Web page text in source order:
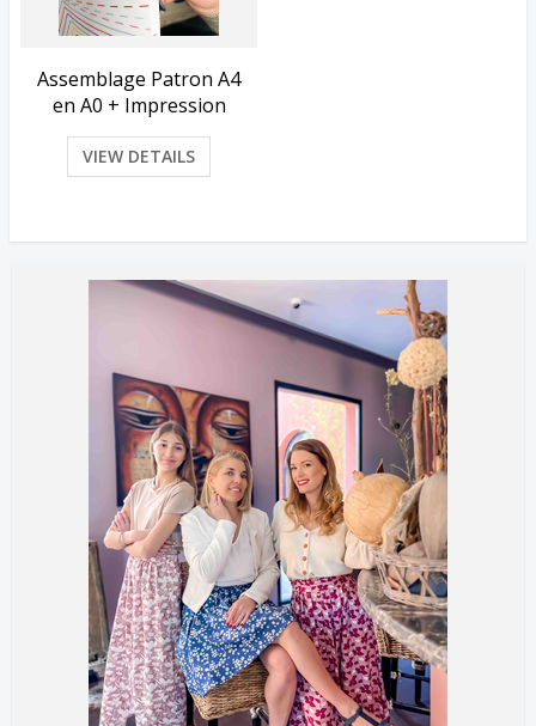
Assemblage Patron A4
en A0 + Impression
VIEW DETAILS